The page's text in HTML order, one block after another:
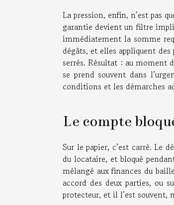
La pression, enfin, n’est pas
garantie devient un filtre
immédiatement la somme
dégâts, et elles appliquent
serrés. Résultat : au moment
se prend souvent dans
conditions et les démarches
Le compte
Sur le papier, c’est carré. Le
du locataire, et bloqué
mélangé aux finances du
accord des deux parties, ou
protecteur, et il l’est souvent,